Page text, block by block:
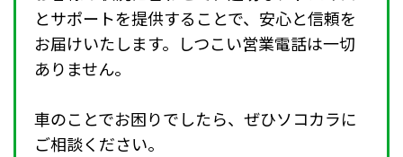
とサポートを提供することで、安心と信頼を
お届けいたします。しつこい営業電話は一切
ありません。
車のことでお困りでしたら、ぜひソコカラに
ご相談ください。